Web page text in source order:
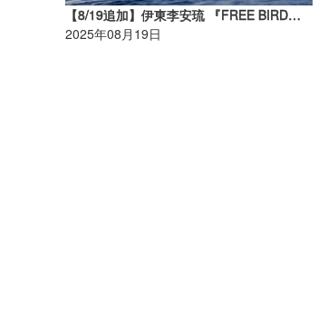
【8/19追加】伊東李安琉 『FREE BIRD』上映会 全国上映開催決定！
2025年08月19日